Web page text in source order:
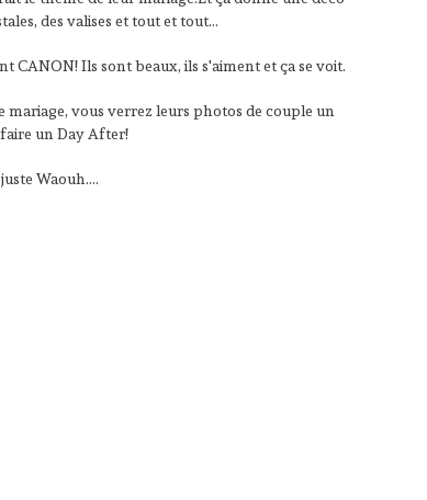
des valises et tout et tout…
CANON! Ils sont beaux, ils s'aiment et ça se voit.
mariage, vous verrez leurs photos de couple un
un Day After!
Waouh....